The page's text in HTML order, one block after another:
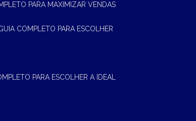
PARA MAXIMIZAR VENDAS
COMPLETO PARA ESCOLHER
PARA ESCOLHER A IDEAL